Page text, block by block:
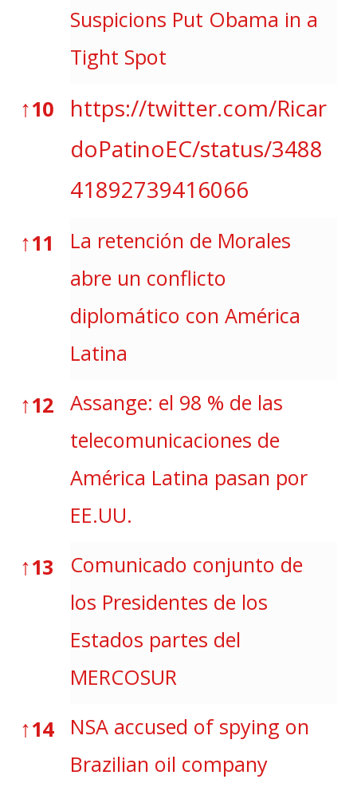
Suspicions Put Obama in a
Tight Spot
↑10
https://twitter.com/Ricar
doPatinoEC/status/3488
41892739416066
↑11
La retención de Morales
abre un conflicto
diplomático con América
Latina
↑12
Assange: el 98 % de las
telecomunicaciones de
América Latina pasan por
EE.UU.
↑13
Comunicado conjunto de
los Presidentes de los
Estados partes del
MERCOSUR
↑14
NSA accused of spying on
Brazilian oil company